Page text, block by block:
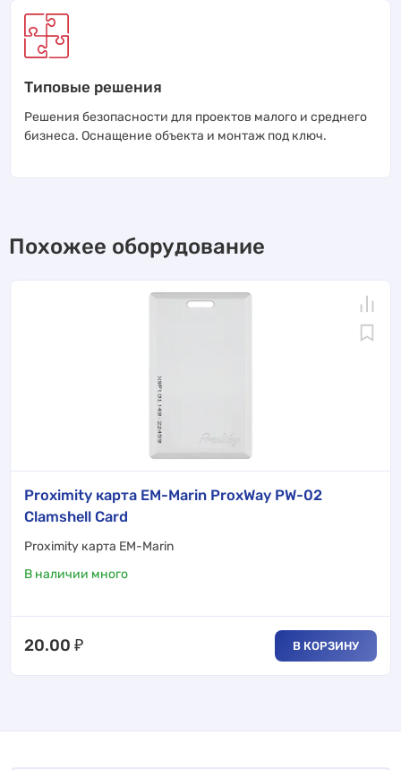
Типовые решения
Решения безопасности для проектов малого и среднего
бизнеса. Оснащение объекта и монтаж под ключ.
Похожее оборудование
Proximity карта EM-Marin ProxWay PW-02
Clamshell Card
Proximity карта EM-Marin
В наличии много
20.00 ₽ В КОРЗИНУ